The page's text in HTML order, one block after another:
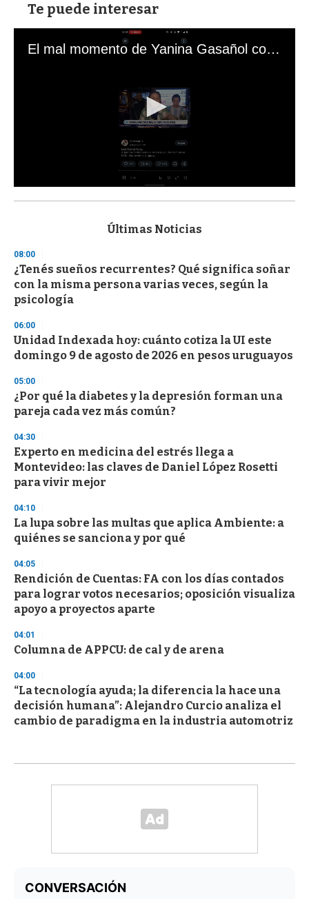
Te puede interesar
El mal momento de Yanina Gasañol con un hincha argentino en "Subrayado"
s
d
s
o
f
3
s
e
c
o
d
Últimas Noticias
08:00
¿Tenés sueños recurrentes? Qué significa soñar
con la misma persona varias veces, según la
psicología
06:00
Unidad Indexada hoy: cuánto cotiza la UI este
domingo 9 de agosto de 2026 en pesos uruguayos
05:00
¿Por qué la diabetes y la depresión forman una
pareja cada vez más común?
04:30
Experto en medicina del estrés llega a
Montevideo: las claves de Daniel López Rosetti
para vivir mejor
04:10
La lupa sobre las multas que aplica Ambiente: a
quiénes se sanciona y por qué
04:05
Rendición de Cuentas: FA con los días contados
para lograr votos necesarios; oposición visualiza
apoyo a proyectos aparte
04:01
Columna de APPCU: de cal y de arena
04:00
“La tecnología ayuda; la diferencia la hace una
decisión humana”: Alejandro Curcio analiza el
cambio de paradigma en la industria automotriz